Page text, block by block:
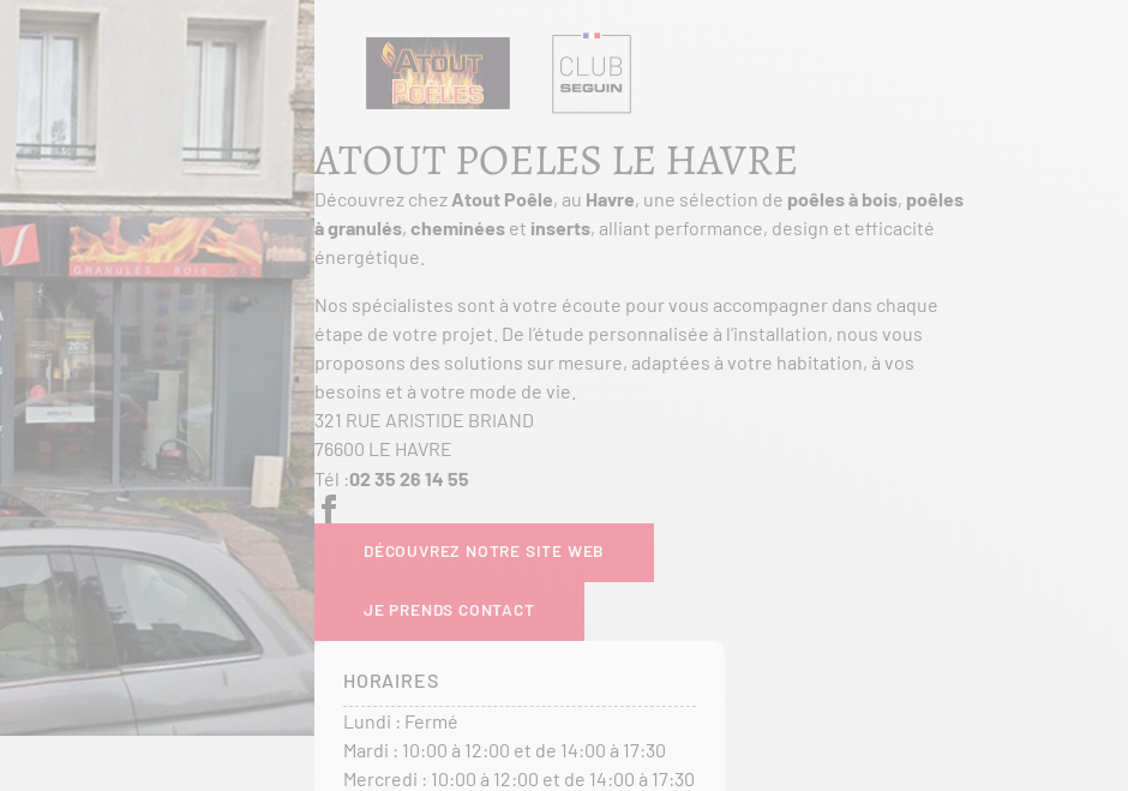
ATOUT POELES LE HAVRE
Découvrez chez Atout Poêle, au Havre, une sélection de poêles à bois, poêles
à granulés, cheminées et inserts, alliant performance, design et efficacité
énergétique.
Nos spécialistes sont à votre écoute pour vous accompagner dans chaque
étape de votre projet. De l’étude personnalisée à l’installation, nous vous
proposons des solutions sur mesure, adaptées à votre habitation, à vos
besoins et à votre mode de vie.
321 RUE ARISTIDE BRIAND
76600 LE HAVRE
Tél :02 35 26 14 55
DÉCOUVREZ NOTRE SITE WEB
JE PRENDS CONTACT
HORAIRES
Lundi : Fermé
Mardi : 10:00 à 12:00 et de 14:00 à 17:30
Mercredi : 10:00 à 12:00 et de 14:00 à 17:30